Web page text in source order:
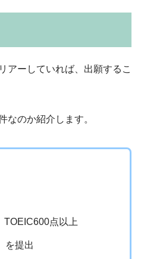
アーしていれば、出願するこ
なのか紹介します。
TOEIC600点以上
を提出